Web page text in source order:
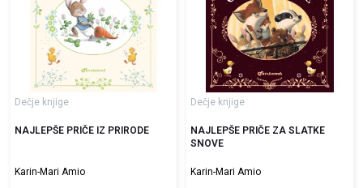
Dečje knjige
NAJLEPŠE PRIČE IZ PRIRODE
Karin-Mari Amio
Dečje knjige
NAJLEPŠE PRIČE ZA SLATKE
SNOVE
Karin-Mari Amio